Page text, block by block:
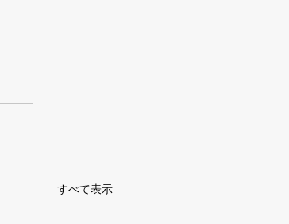
すべて表示